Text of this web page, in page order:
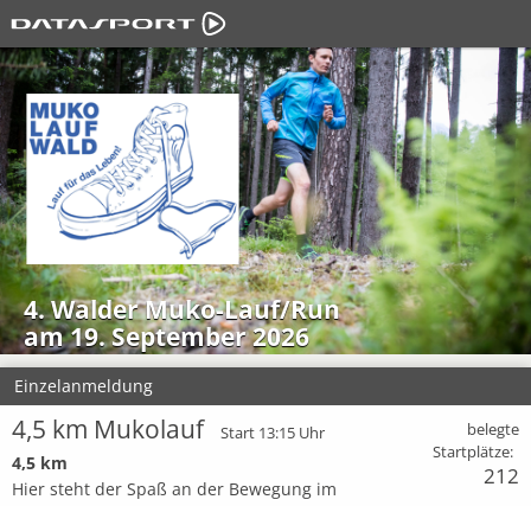
4. Walder Muko-Lauf/Run
am 19. September 2026
Einzelanmeldung
4,5 km Mukolauf Start 13:15 Uhr
4,5 km
Hier steht der Spaß an der Bewegung im
belegte
Startplätze:
212